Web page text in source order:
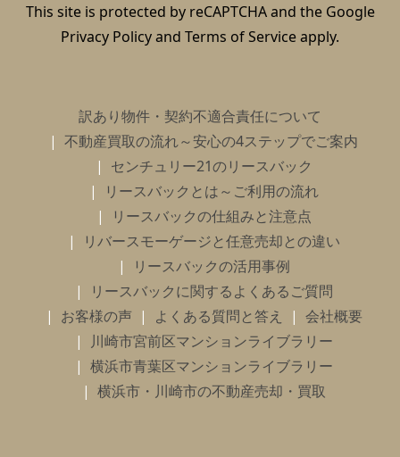
This site is protected by reCAPTCHA and the Google
Privacy Policyand Terms of Serviceapply.
訳あり物件・契約不適合責任について
不動産買取の流れ～安心の4ステップでご案内
センチュリー21のリースバック
リースバックとは～ご利用の流れ
リースバックの仕組みと注意点
リバースモーゲージと任意売却との違い
リースバックの活用事例
リースバックに関するよくあるご質問
お客様の声
よくある質問と答え
会社概要
川崎市宮前区マンションライブラリー
横浜市青葉区マンションライブラリー
横浜市・川崎市の不動産売却・買取